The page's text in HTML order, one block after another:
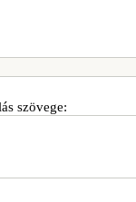
szövege: